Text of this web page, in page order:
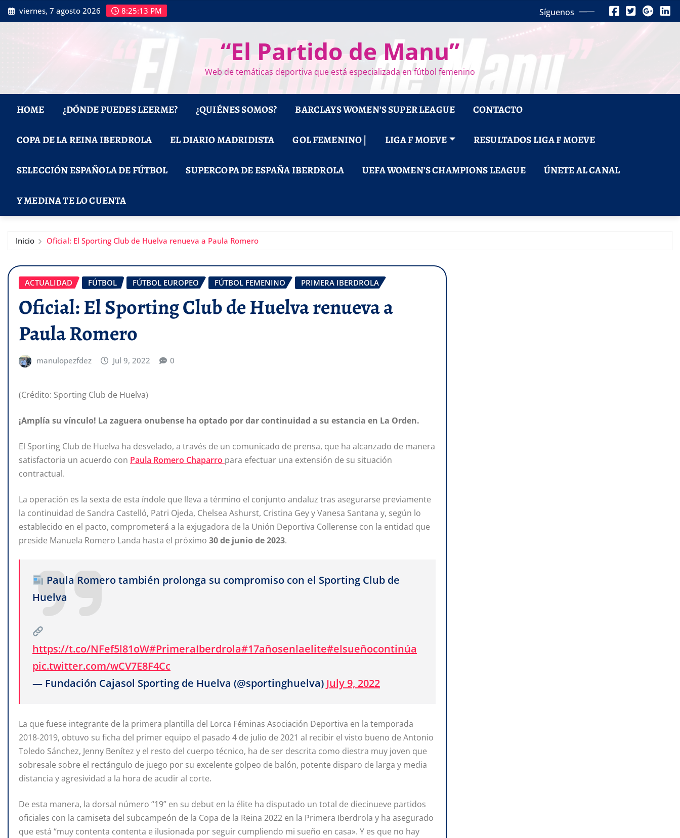
Saltar
al
viernes, 7 agosto 2026 8:25:14 PM Síguenos
“El Partido de Manu”
Web de temáticas deportiva que está especializada en fútbol femenino
HOME ¿DÓNDE PUEDES LEERME? ¿QUIÉNES SOMOS? BARCLAYS WOMEN’S SUPER LEAGUE CONTACTO
COPA DE LA REINA IBERDROLA EL DIARIO MADRIDISTA GOL FEMENINO | LIGA F MOEVE RESULTADOS LIGA F MOEVE
SELECCIÓN ESPAÑOLA DE FÚTBOL SUPERCOPA DE ESPAÑA IBERDROLA UEFA WOMEN’S CHAMPIONS LEAGUE ÚNETE AL CANAL
Y MEDINA TE LO CUENTA
Inicio Oficial: El Sporting Club de Huelva renueva a Paula Romero
ACTUALIDAD FÚTBOL FÚTBOL EUROPEO FÚTBOL FEMENINO PRIMERA IBERDROLA
Oficial: El Sporting Club de Huelva renueva a
Paula Romero
manulopezfdez Jul 9, 2022 0
(Crédito: Sporting Club de Huelva)
¡Amplía su vínculo! La zaguera onubense ha optado por dar continuidad a su estancia en La Orden.
El Sporting Club de Huelva ha desvelado, a través de un comunicado de prensa, que ha alcanzado de manera
satisfactoria un acuerdo con Paula Romero Chaparro para efectuar una extensión de su situación
contractual.
La operación es la sexta de esta índole que lleva a término el conjunto andaluz tras asegurarse previamente
la continuidad de Sandra Castelló, Patri Ojeda, Chelsea Ashurst, Cristina Gey y Vanesa Santana y, según lo
establecido en el pacto, comprometerá a la exjugadora de la Unión Deportiva Collerense con la entidad que
preside Manuela Romero Landa hasta el próximo 30 de junio de 2023.
Paula Romero también prolonga su compromiso con el Sporting Club de
Huelva
https://t.co/NFef5l81oW#PrimeraIberdrola#17añosenlaelite#elsueñocontinúa
pic.twitter.com/wCV7E8F4Cc
— Fundación Cajasol Sporting de Huelva (@sportinghuelva) July 9, 2022
La que fuese integrante de la primera plantilla del Lorca Féminas Asociación Deportiva en la temporada
2018-2019, obtuvo su ficha del primer equipo el pasado 4 de julio de 2021 al recibir el visto bueno de Antonio
Toledo Sánchez, Jenny Benítez y el resto del cuerpo técnico, ha de ser descrita como diestra muy joven que
sobresale sobre el rectángulo de juego por su excelente golpeo de balón, potente disparo de larga y media
distancia y agresividad a la hora de acudir al corte.
De esta manera, la dorsal número “19” en su debut en la élite ha disputado un total de diecinueve partidos
oficiales con la camiseta del subcampeón de la Copa de la Reina 2022 en la Primera Iberdrola y ha asegurado
que está “muy contenta contenta e ilusionada por seguir cumpliendo mi sueño en casa». Y es que no hay